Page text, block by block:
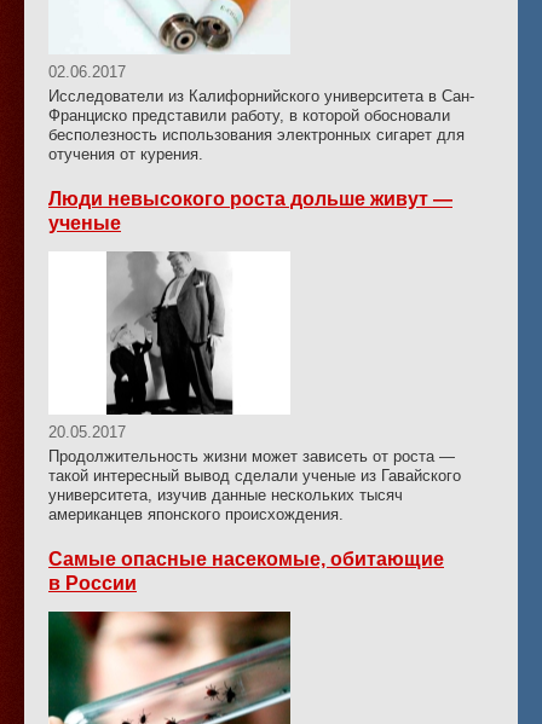
02.06.2017
Исследователи из Калифорнийского университета в Сан-
Франциско представили работу, в которой обосновали
бесполезность использования электронных сигарет для
отучения от курения.
Люди невысокого роста дольше живут —
ученые
20.05.2017
Продолжительность жизни может зависеть от роста —
такой интересный вывод сделали ученые из Гавайского
университета, изучив данные нескольких тысяч
американцев японского происхождения.
Самые опасные насекомые, обитающие
в России